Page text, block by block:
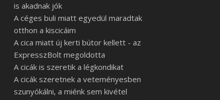
is akadnak jók
A céges buli miatt egyedül maradtak
otthon a kiscicáim
A cica miatt új kerti bútor kellett - az
ExpresszBolt megoldotta
A cicák is szeretik a légkondikat
A cicák szeretnek a veteményesben
szunyókálni, a miénk sem kivétel